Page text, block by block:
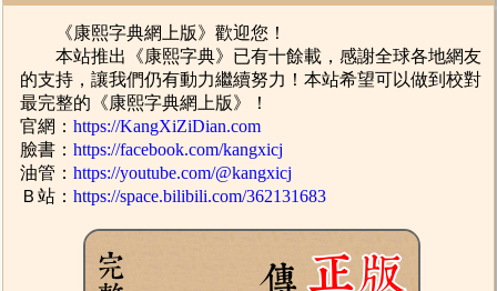
《康熙字典網上版》歡迎您！
本站推出《康熙字典》已有十餘載，感謝全球各地網友
的支持，讓我們仍有動力繼續努力！本站希望可以做到校對
最完整的《康熙字典網上版》！
官網：https://KangXiZiDian.com
臉書：https://facebook.com/kangxicj
油管：https://youtube.com/@kangxicj
Ｂ站：https://space.bilibili.com/362131683